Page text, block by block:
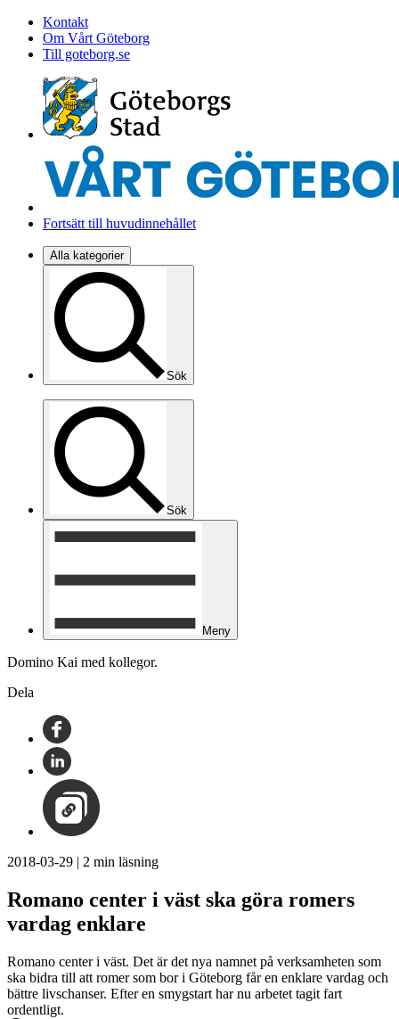
Kontakt
Om Vårt Göteborg
Till goteborg.se
Fortsätt till huvudinnehållet
Alla kategorier
Sök
Sök
Meny
Domino Kai med kollegor.
Dela
2018-03-29 | 2 min läsning
Romano center i väst ska göra romers
vardag enklare
Romano center i väst. Det är det nya namnet på verksamheten som
ska bidra till att romer som bor i Göteborg får en enklare vardag och
bättre livschanser. Efter en smygstart har nu arbetet tagit fart
ordentligt.